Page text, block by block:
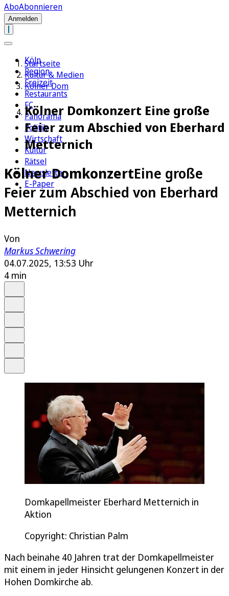
AboAbonnieren
Anmelden
Köln
Region
Freizeit
Restaurants
FC
Panorama
Politik
Wirtschaft
Kultur
Rätsel
Newsletter
E-Paper
Startseite
Kultur & Medien
Kölner Dom
Kölner Domkonzert Eine große
Feier zum Abschied von Eberhard
Metternich
Kölner DomkonzertEine große
Feier zum Abschied von Eberhard
Metternich
Von
Markus Schwering
04.07.2025, 13:53 Uhr
4 min
Domkapellmeister Eberhard Metternich in
Aktion
Copyright: Christian Palm
Nach beinahe 40 Jahren trat der Domkapellmeister
mit einem in jeder Hinsicht gelungenen Konzert in der
Hohen Domkirche ab.